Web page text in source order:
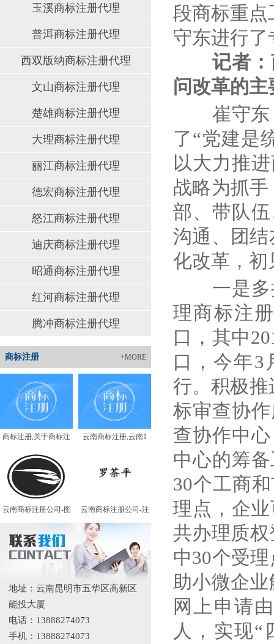
玉溪商标注册代理
普洱商标注册代理
西双版纳商标注册代理
文山商标注册代理
楚雄商标注册代理
大理商标注册代理
丽江商标注册代理
德宏商标注册代理
怒江商标注册代理
迪庆商标注册代理
昭通商标注册代理
红河商标注册代理
腾冲商标注册代理
+MORE
商标注册
商标注册,关于商标注 云南商标注册,云南1
云南商标注册公司-图 云南商标注册公司-注
地址：云南昆明市五华区高新区
能投大厦
电话：13888274073
手机：13888274073
段商标重点
守东进行了
记者：
问改革的
崔守
了 “党建是
以大力推
战略为抓
部、带队
沟通、团
化改革，初
一是
理商标注
口，其中
口，今年3
行。积极
标审查协
查协作中
中心的筹
30个工商
理点，企
共办理质
中30个受
助小微企业
网上申请
人，实现“